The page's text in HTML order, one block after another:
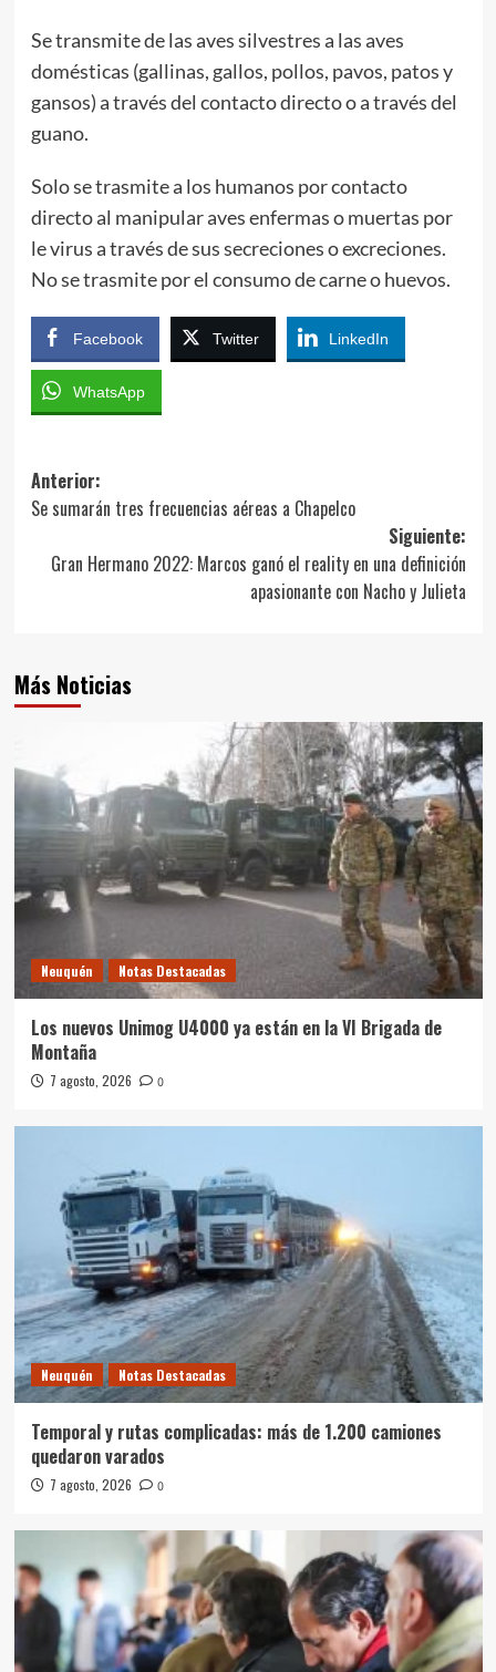
Se transmite de las aves silvestres a las aves
domésticas (gallinas, gallos, pollos, pavos, patos y
gansos) a través del contacto directo o a través del
guano.
Solo se trasmite a los humanos por contacto
directo al manipular aves enfermas o muertas por
le virus a través de sus secreciones o excreciones.
No se trasmite por el consumo de carne o huevos.
Facebook Twitter LinkedIn
WhatsApp
Navegación
de
entradas
Anterior:
Se sumarán tres frecuencias aéreas a Chapelco
Siguiente:
Gran Hermano 2022: Marcos ganó el reality en una definición
apasionante con Nacho y Julieta
Más Noticias
Neuquén Notas Destacadas
Los nuevos Unimog U4000 ya están en la VI Brigada de
Montaña
7 agosto, 2026 0
Neuquén Notas Destacadas
Temporal y rutas complicadas: más de 1.200 camiones
quedaron varados
7 agosto, 2026 0